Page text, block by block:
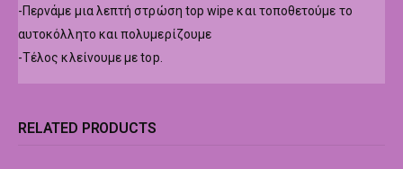
-Περνάμε μια λεπτή στρώση top wipe και τοποθετούμε το
αυτοκόλλητο και πολυμερίζουμε
-Τέλος κλείνουμε με top.
RELATED PRODUCTS